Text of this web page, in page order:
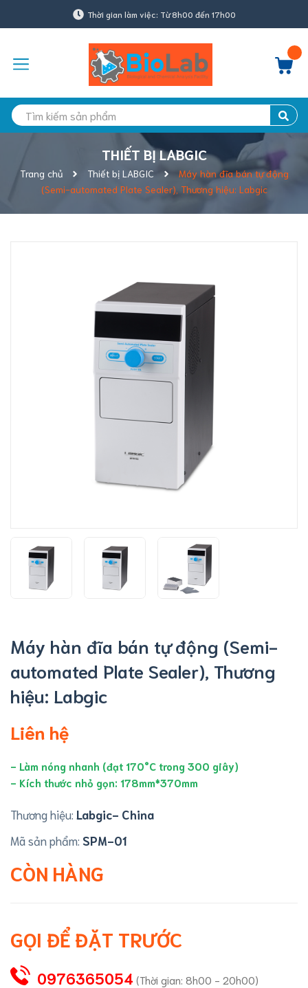
Thời gian làm việc: Từ 8h00 đến 17h00
THIẾT BỊ LABGIC
Trang chủ Thiết bị LABGIC
Máy hàn đĩa bán tự động
(Semi-automated Plate Sealer), Thương hiệu: Labgic
Máy hàn đĩa bán tự động (Semi-
automated Plate Sealer), Thương
hiệu: Labgic
Liên hệ
- Làm nóng nhanh (đạt 170°C trong 300 giây)
- Kích thước nhỏ gọn: 178mm*370mm
Thương hiệu: Labgic- China
Mã sản phẩm: SPM-01
CÒN HÀNG
GỌI ĐỂ ĐẶT TRƯỚC
0976365054 (Thời gian: 8h00 - 20h00)